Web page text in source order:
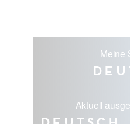
Meine
Aktuell